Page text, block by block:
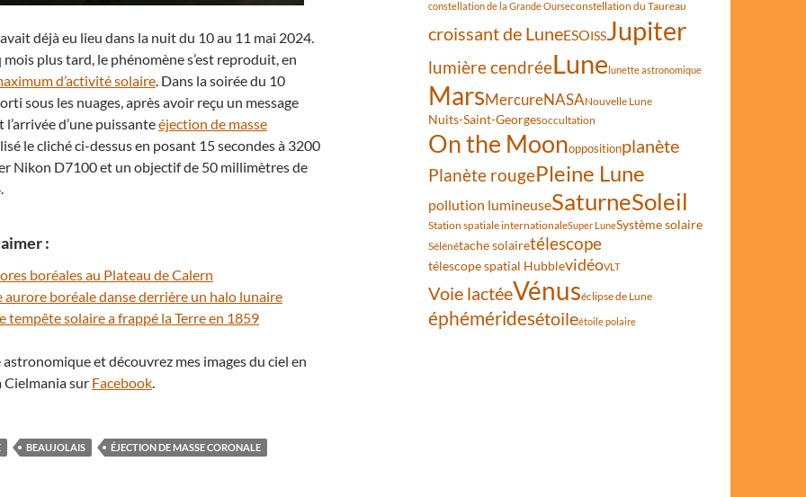
déjà eu lieu dans la nuit du 10 au 11 mai 2024.
plus tard, le phénomène s’est reproduit, en
d’activité solaire. Dans la soirée du 10
sous les nuages, après avoir reçu un message
l’arrivée d’une puissanteéjection de masse
le cliché ci-dessus en posant 15 secondes à 3200
Nikon D7100 et un objectif de 50 millimètres de
:
boréales au Plateau de Calern
aurore boréale danse derrière un halo lunaire
tempête solaire a frappé la Terre en 1859
astronomique et découvrez mes images du ciel en
Cielmania sur Facebook.
BEAUJOLAIS
ÉJECTION DE MASSE CORONALE
constellation de la Grande Ourseconstellation du Taureau
croissant de LuneESOISSJupiter
lumière cendréeLunelunette astronomique
MarsMercureNASANouvelle Lune
Nuits-Saint-Georgesoccultation
On the Moonoppositionplanète
Planète rougePleine Lune
pollution lumineuseSaturneSoleil
Station spatiale internationaleSuper LuneSystème solaire
Sélénétache solairetélescope
télescope spatial HubblevidéoVLT
Voie lactéeVénuséclipse de Lune
éphéméridesétoileétoile polaire